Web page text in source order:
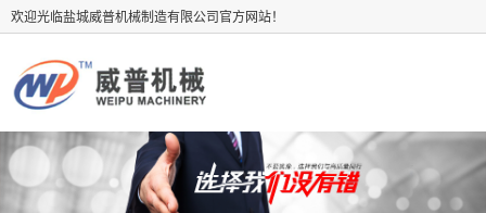
欢迎光临盐城威普机械制造有限公司官方网站！